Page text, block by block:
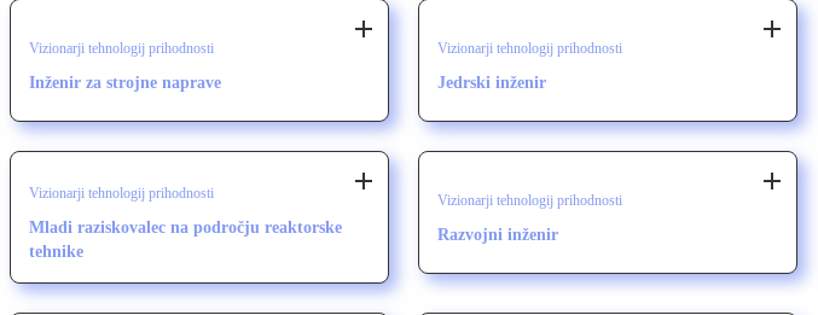
Vizionarji tehnologij prihodnosti
Inženir za strojne naprave
Vizionarji tehnologij prihodnosti
Jedrski inženir
Vizionarji tehnologij prihodnosti
Mladi raziskovalec na področju reaktorske
tehnike
Vizionarji tehnologij prihodnosti
Razvojni inženir